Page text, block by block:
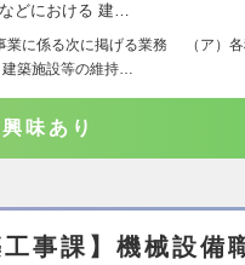
どにおける 建…
業に係る次に掲げる業務 （ア）
築施設等の維持…
興味あり
工事課】機械設